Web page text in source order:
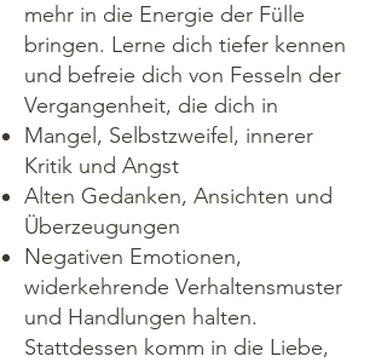
mehr in die Energie der Fülle
bringen. Lerne dich tiefer kennen
und befreie dich von Fesseln der
Vergangenheit, die dich in
Mangel, Selbstzweifel, innerer
Kritik und Angst
Alten Gedanken, Ansichten und
Überzeugungen
Negativen Emotionen,
widerkehrende Verhaltensmuster
und Handlungen halten.
Stattdessen komm in die Liebe,